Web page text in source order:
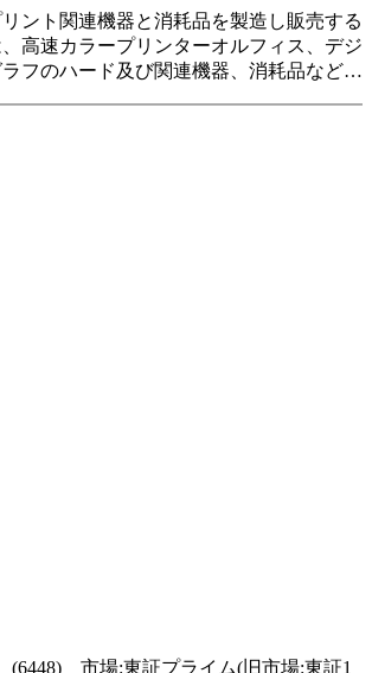
ント関連機器と消耗品を製造し販売する
高速カラープリンターオルフィス、デジ
フのハード及び関連機器、消耗品など…
(6448) 市場:東証プライム(旧市場:東証1